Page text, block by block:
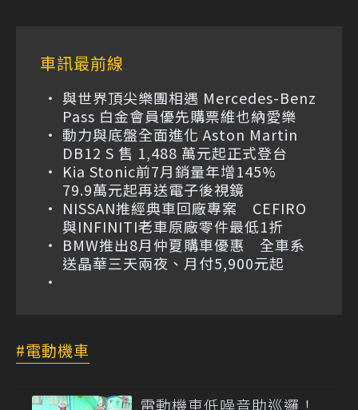
車訊最前線
與世界頂尖樂團相遇 Mercedes-Benz
Pass 白金會員優先購票維也納愛樂
動力與底盤全面進化 Aston Martin
DB12 S 售 1,488 萬元起正式登台
Kia Stonic前7月銷量年增145%
79.9萬元起再送電子後視鏡
NISSAN推經典車回廠專案 CEFIRO
與INFINITI老車原廠零件最低1折
BMW推出8月仲夏購車優惠 全車系
送晶華三天兩夜、月付5,900元起
電動機車
電動機車低噪音助巡邏！